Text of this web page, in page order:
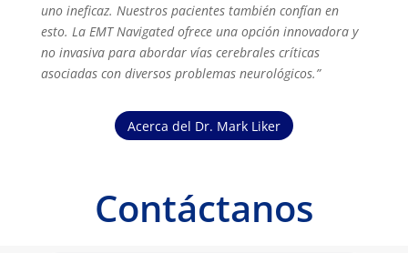
uno ineficaz. Nuestros pacientes también confían en
esto. La EMT Navigated ofrece una opción innovadora y
no invasiva para abordar vías cerebrales críticas
asociadas con diversos problemas neurológicos.”
Acerca del Dr. Mark Liker
Contáctanos